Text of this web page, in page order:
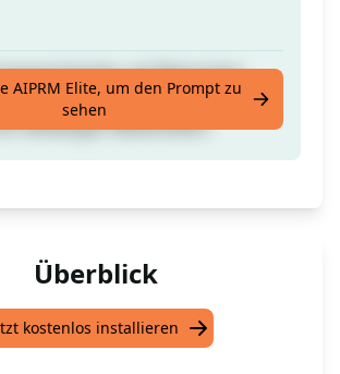
auf Menschen
Blog-Beitragsüberschriften,
beliebigen Bibelstellen.
AIPRM Elite, um den Prompt zu
sehen
Überblick
kostenlos installieren